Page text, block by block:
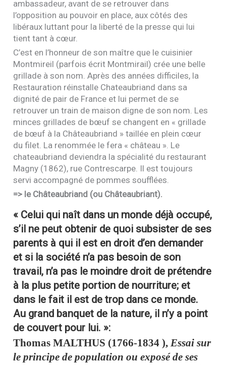
ambassadeur, avant de se retrouver dans
l’opposition au pouvoir en place, aux côtés des
libéraux luttant pour la liberté de la presse qui lui
tient tant à cœur.
C’est en l’honneur de son maître que le cuisinier
Montmireil (parfois écrit Montmirail) crée une belle
grillade à son nom. Après des années difficiles, la
Restauration réinstalle Chateaubriand dans sa
dignité de pair de France et lui permet de se
retrouver un train de maison digne de son nom. Les
minces grillades de bœuf se changent en « grillade
de bœuf à la Châteaubriand » taillée en plein cœur
du filet. La renommée le fera « château ». Le
chateaubriand deviendra la spécialité du restaurant
Magny (1862), rue Contrescarpe. Il est toujours
servi accompagné de pommes soufflées.
=> le Châteaubriand (ou Châteaubriant).
« Celui qui naît dans un monde déjà occupé,
s’il ne peut obtenir de quoi subsister de ses
parents à qui il est en droit d’en demander
et si la société n’a pas besoin de son
travail, n’a pas le moindre droit de prétendre
à la plus petite portion de nourriture; et
dans le fait il est de trop dans ce monde.
Au grand banquet de la nature, il n’y a point
de couvert pour lui. »:
ThomasMALTHUS (1766-1834 ), Essai sur
le principe de population ou exposé de ses